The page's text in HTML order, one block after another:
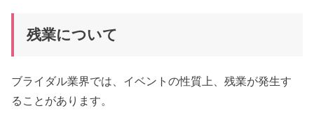
残業について
ブライダル業界では、イベントの性質上、残業が発生す
ることがあります。